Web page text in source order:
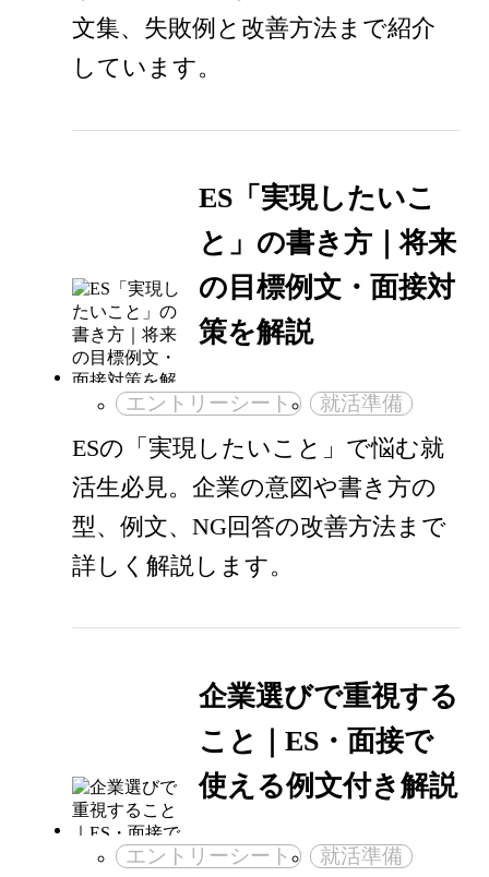
文集、失敗例と改善方法まで紹介
しています。
ES「実現したいこ
と」の書き方｜将来
の目標例文・面接対
策を解説
エントリーシート 就活準備
ESの「実現したいこと」で悩む就
活生必見。企業の意図や書き方の
型、例文、NG回答の改善方法まで
詳しく解説します。
企業選びで重視する
こと｜ES・面接で
使える例文付き解説
エントリーシート 就活準備